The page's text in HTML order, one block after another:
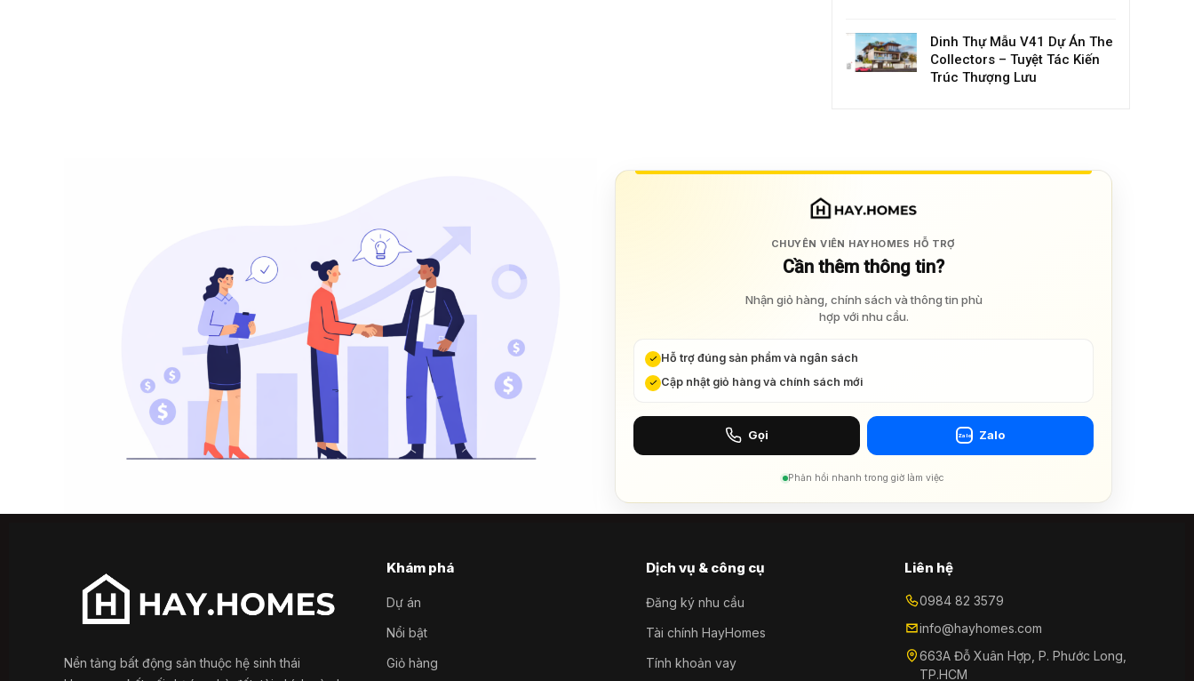
Dinh Thự Mẫu V41 Dự Án The
Collectors – Tuyệt Tác Kiến
Trúc Thượng Lưu
CHUYÊN VIÊN HAYHOMES HỖ TRỢ
Cần thêm thông tin?
Nhận giỏ hàng, chính sách và thông tin phù
hợp với nhu cầu.
Hỗ trợ đúng sản phẩm và ngân sách
Cập nhật giỏ hàng và chính sách mới
Gọi Zalo Zalo
Phản hồi nhanh trong giờ làm việc
Nền tảng bất động sản thuộc hệ sinh thái
Khám phá
Dự án
Nổi bật
Giỏ hàng
Dịch vụ & công cụ
Đăng ký nhu cầu
Tài chính HayHomes
Tính khoản vay
Liên hệ
0984 82 3579
info@hayhomes.com
663A Đỗ Xuân Hợp, P. Phước Long,
TP.HCM